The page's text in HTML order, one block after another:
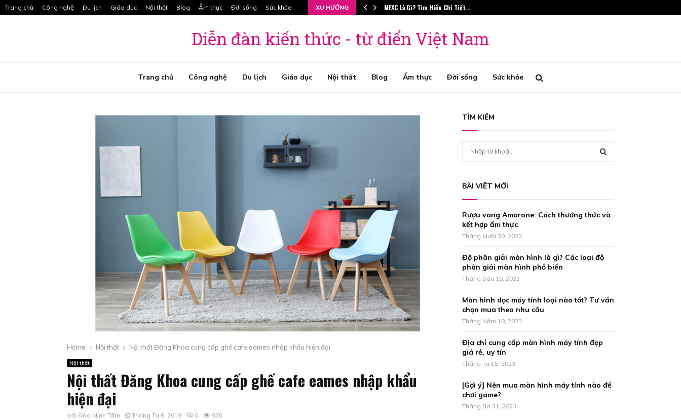
Trang chủ Công nghệ Du lịch Giáo dục Nội thất Blog Ẩm thực Đời sống Sức khỏe XU HƯỚNG
Radio Caca Và Các Tính Năng Vô… MEXC Là Gì? Tìm Hiểu Chi Tiết…
Diễn đàn kiến thức - từ điển Việt Nam
Trang chủ Công nghệ Du lịch Giáo dục Nội thất Blog Ẩm thực Đời sống Sức khỏe
Home Nội thất Nội thất Đăng Khoa cung cấp ghế cafe eames nhập khẩu hiện đại
Nội thất
Nội thất Đăng Khoa cung cấp ghế cafe eames nhập khẩu
hiện đại
bởi Đào Minh Tâm Tháng Tư 6, 2019 0 826
TÌM KIẾM
c
h
f
o
A
C
BÀI VIẾT MỚI
Rượu vang Amarone: Cách thưởng thức và
kết hợp ẩm thực
Tháng Mười 30, 2023
Độ phân giải màn hình là gì? Các loại độ
phân giải màn hình phổ biến
Tháng Sáu 15, 2023
Màn hình dọc máy tính loại nào tốt? Tư vấn
chọn mua theo nhu cầu
Tháng Năm 18, 2023
Địa chỉ cung cấp màn hình máy tính đẹp
giá rẻ, uy tín
Tháng Tư 15, 2023
[Gợi ý] Nên mua màn hình máy tính nào để
chơi game?
Tháng Ba 31, 2023